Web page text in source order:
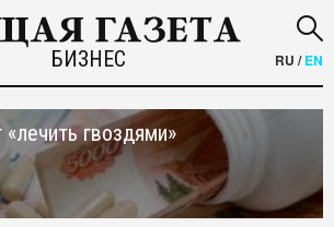
БИЗНЕС RU /EN
«лечить гвоздями»